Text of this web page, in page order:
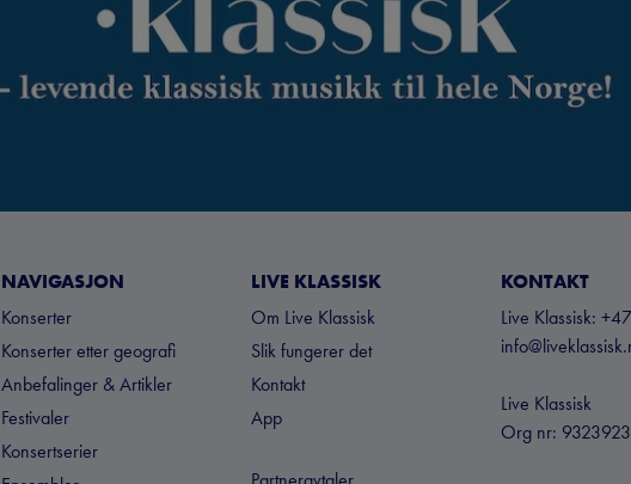
NAVIGASJON
Konserter
Konserter etter geografi
Anbefalinger & Artikler
Festivaler
Konsertserier
LIVE KLASSISK
Om Live Klassisk
Slik fungerer det
Kontakt
App
KONTAKT
Live Klassisk:
Live Klassisk
Org nr: